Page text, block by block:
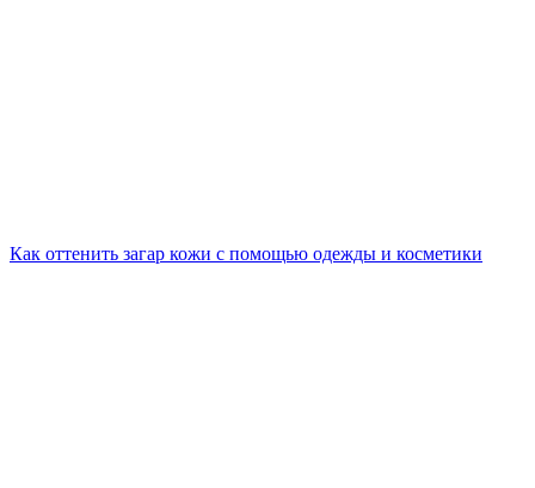
Как оттенить загар кожи с помощью одежды и косметики